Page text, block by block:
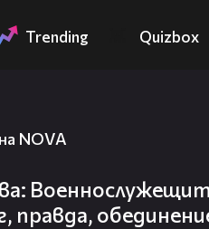
Trending Quizbox
NOVA
правда,